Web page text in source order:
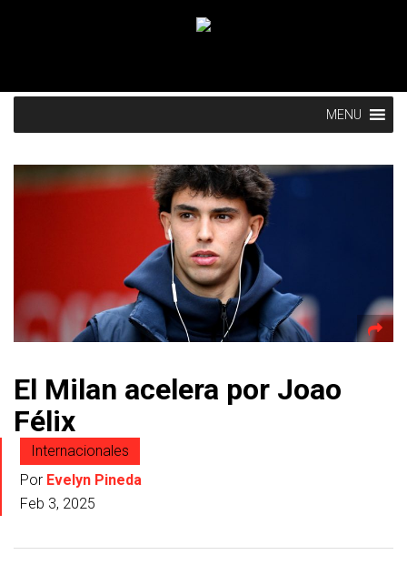
MENU
El Milan acelera por Joao
Félix
Internacionales
Por Evelyn Pineda
Feb 3, 2025